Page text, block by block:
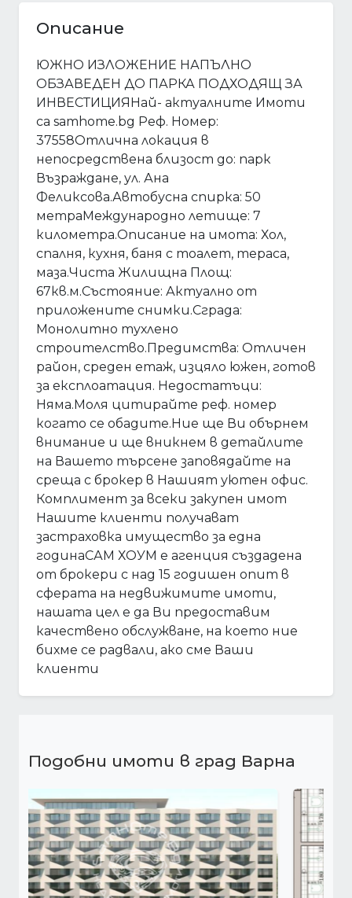
Описание
ЮЖНО ИЗЛОЖЕНИЕ НАПЪЛНО
ОБЗАВЕДЕН ДО ПАРКА ПОДХОДЯЩ ЗА
ИНВЕСТИЦИЯНай- актуалните Имоти
са samhome.bg Реф. Номер:
37558Отлична локация в
непосредствена близост до: парк
Възраждане, ул. Ана
Феликсова.Автобусна спирка: 50
метраМеждународно летище: 7
километра.Описание на имота: Хол,
спалня, кухня, баня с тоалет, тераса,
маза.Чиста Жилищна Площ:
67кв.м.Състояние: Актуално от
приложените снимки.Сграда:
Монолитно тухлено
строителство.Предимства: Отличен
район, среден етаж, изцяло южен, готов
за експлоатация. Недостатъци:
Няма.Моля цитирайте реф. номер
когато се обадите.Ние ще Ви обърнем
внимание и ще вникнем в детайлите
на Вашето търсене заповядайте на
среща с брокер в Нашият уютен офис.
Комплимент за всеки закупен имот
Нашите клиенти получават
застраховка имущество за една
годинаСАМ ХОУМ е агенция създадена
от брокери с над 15 годишен опит в
сферата на недвижимите имоти,
нашата цел е да Ви предоставим
качествено обслужване, на което ние
бихме се радвали, ако сме Ваши
клиенти
Подобни имоти в град Варна